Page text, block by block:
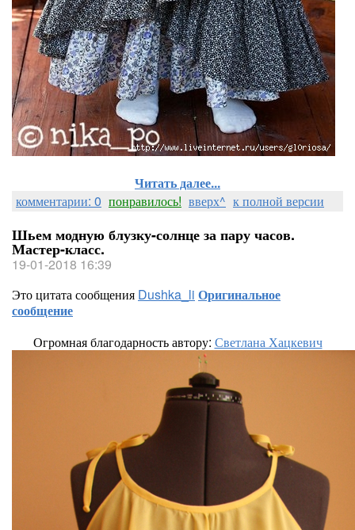
Читать далее...
комментарии: 0 понравилось! вверх^ к полной версии
Шьем модную блузку-солнце за пару часов.
Мастер-класс.
19-01-2018 16:39
Это цитата сообщения Dushka_li Оригинальное
сообщение
Огромная благодарность автору: Светлана Хацкевич